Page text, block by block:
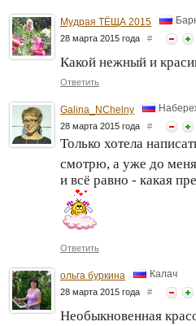
Мудрая ТЁЩА 2015
28 марта 2015 года #
Какой нежный и
Ответить
Galina_NChelny
28 марта 2015 года #
Только хотела
смотрю, а уже до
и всё равно - какая
Ответить
ольга буркина Калач
28 марта 2015 года #
Необыкновенная